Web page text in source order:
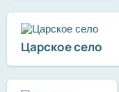
Царское село